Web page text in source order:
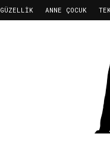
GÜZELLIK ANNE ÇOCUK